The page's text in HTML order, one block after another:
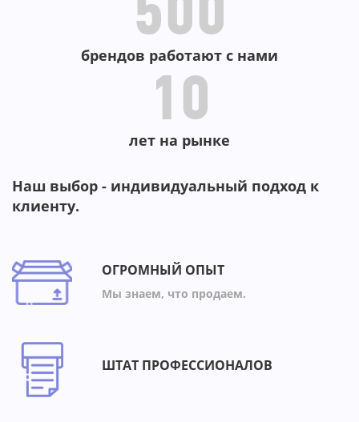
500
брендов работают с нами
10
лет на рынке
Наш выбор - индивидуальный подход к
клиенту.
ОГРОМНЫЙ ОПЫТ
Мы знаем, что продаем.
ШТАТ ПРОФЕССИОНАЛОВ